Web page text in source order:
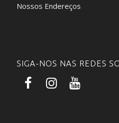
Nossos Endereços
SIGA-NOS NAS REDES